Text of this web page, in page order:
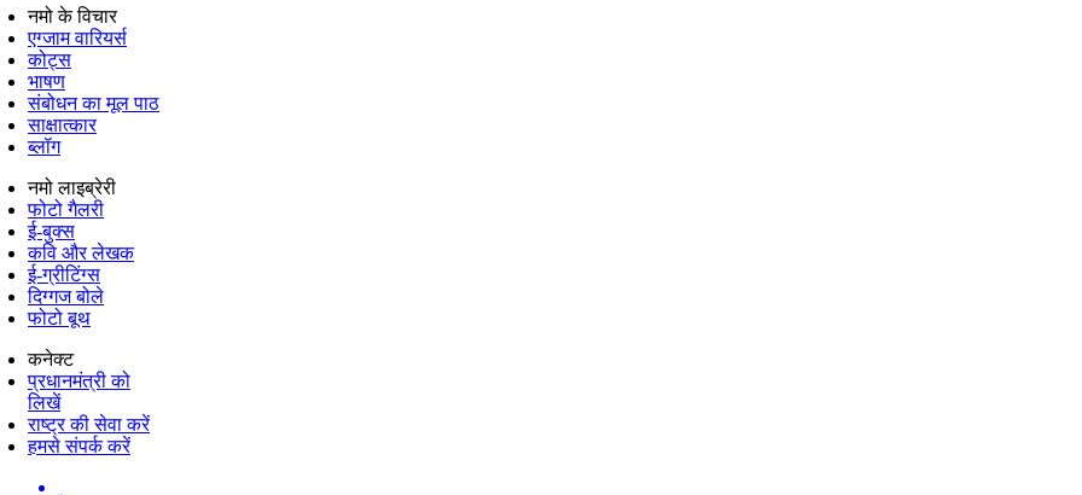
नमो के विचार
एग्जाम वारियर्स
कोट्स
भाषण
संबोधन का मूल पाठ
साक्षात्कार
ब्लॉग
नमो लाइब्रेरी
फोटो गैलरी
ई-बुक्स
कवि और लेखक
ई-ग्रीटिंग्स
दिग्गज बोले
फोटो बूथ
कनेक्ट
प्रधानमंत्री को
लिखें
राष्ट्र की सेवा करें
हमसे संपर्क करें